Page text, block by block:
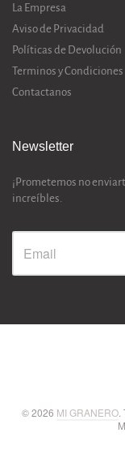
La Empresa
Aviso de Privacidad
Políticas de Devolución
Terminos y Condiciones
Contactanos
Newsletter
¡Prometemos no
increíbles.
© 2026 MI GRANERO.